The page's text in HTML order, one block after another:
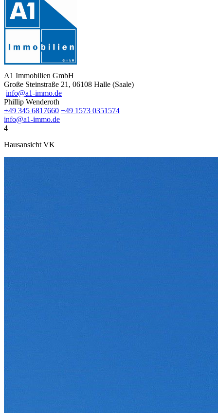
A1 Immobilien GmbH
Große Steinstraße 21, 06108 Halle (Saale)
info@a1-immo.de
Phillip Wenderoth
+49 345 6817660 +49 1573 0351574
info@a1-immo.de
4
Hausansicht VK